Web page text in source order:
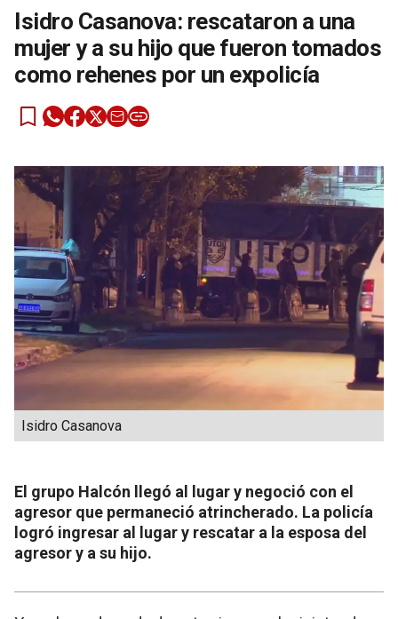
Isidro Casanova: rescataron a una
mujer y a su hijo que fueron tomados
como rehenes por un expolicía
Isidro Casanova
El grupo Halcón llegó al lugar y negoció con el
agresor que permaneció atrincherado. La policía
logró ingresar al lugar y rescatar a la esposa del
agresor y a su hijo.